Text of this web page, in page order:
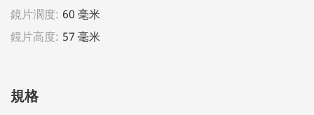
鏡片濶度: 60 毫米
鏡片高度: 57 毫米
規格